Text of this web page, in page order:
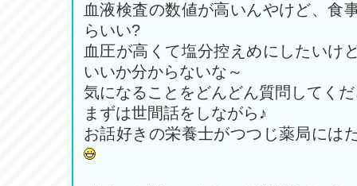
血液検査の数値が高いんやけど、食
らいい?
血圧が高くて塩分控えめにしたいけ
いいか分からないな～
気になることをどんどん質問してく
まずは世間話をしながら♪
お話好きの栄養士がつつじ薬局には